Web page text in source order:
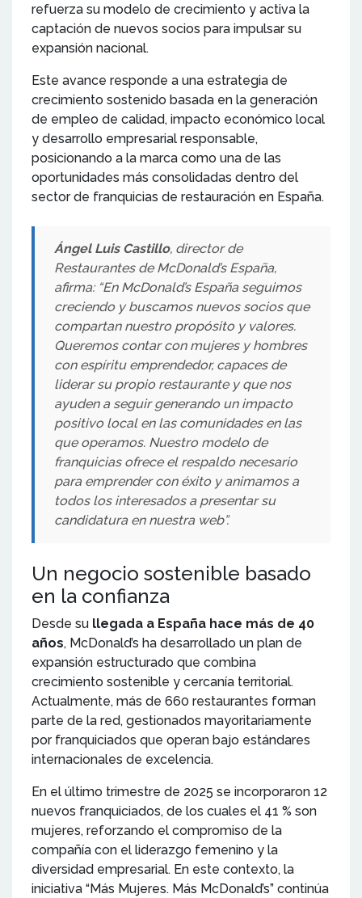
refuerza su modelo de crecimiento y activa la
captación de nuevos socios para impulsar su
expansión nacional.
Este avance responde a una estrategia de
crecimiento sostenido basada en la generación
de empleo de calidad, impacto económico local
y desarrollo empresarial responsable,
posicionando a la marca como una de las
oportunidades más consolidadas dentro del
sector de franquicias de restauración en España.
Ángel Luis Castillo, director de
Restaurantes de McDonald’s España,
afirma: “En McDonald’s España seguimos
creciendo y buscamos nuevos socios que
compartan nuestro propósito y valores.
Queremos contar con mujeres y hombres
con espíritu emprendedor, capaces de
liderar su propio restaurante y que nos
ayuden a seguir generando un impacto
positivo local en las comunidades en las
que operamos. Nuestro modelo de
franquicias ofrece el respaldo necesario
para emprender con éxito y animamos a
todos los interesados a presentar su
candidatura en nuestra web”.
Un negocio sostenible basado
en la confianza
Desde su llegada a España hace más de 40
años, McDonald’s ha desarrollado un plan de
expansión estructurado que combina
crecimiento sostenible y cercanía territorial.
Actualmente, más de 660 restaurantes forman
parte de la red, gestionados mayoritariamente
por franquiciados que operan bajo estándares
internacionales de excelencia.
En el último trimestre de 2025 se incorporaron 12
nuevos franquiciados, de los cuales el 41 % son
mujeres, reforzando el compromiso de la
compañía con el liderazgo femenino y la
diversidad empresarial. En este contexto, la
iniciativa “Más Mujeres. Más McDonald’s” continúa